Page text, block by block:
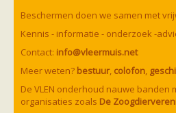
geluiden van vleermuizen
Achtergrond informatie
Nieuwsberichten
Informatiefolders
Nederland
Buitenland
Meer dan vleermuizen
Handleidingen
Vlendag presentaties
Beschermen doen we samen met
Kennis - informatie - onderzoek -
Contact: info@vleermuis.net
Meer weten? bestuur, colofon
De VLEN onderhoud nauwe banden
organisaties zoals De